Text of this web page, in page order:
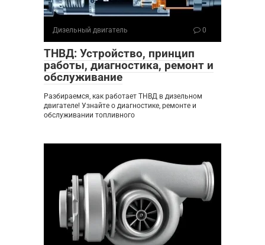
Дизельный двигатель 0
ТНВД: Устройство, принцип
работы, диагностика, ремонт и
обслуживание
Разбираемся, как работает ТНВД в дизельном
двигателе! Узнайте о диагностике, ремонте и
обслуживании топливного